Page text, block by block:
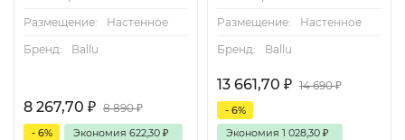
Размещение:
Настенное
Бренд:
Ballu
8 267,70 ₽ 8 890₽
- 6% Экономия 622,30 ₽
Размещение:
Настенное
Бренд:
Ballu
13 661,70 ₽ 14 690₽
- 6%
Экономия 1 028,30 ₽